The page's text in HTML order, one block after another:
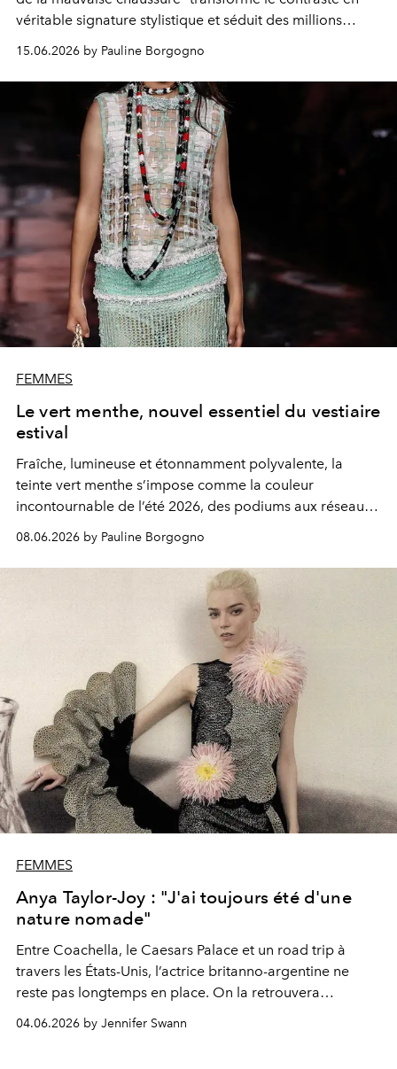
véritable signature stylistique et séduit des millions
15.06.2026 by Pauline Borgogno
FEMMES
Le vert menthe, nouvel essentiel du vestiaire
estival
Fraîche, lumineuse et étonnamment polyvalente, la
teinte vert menthe s’impose comme la couleur
incontournable de l’été 2026, des podiums aux réseaux
08.06.2026 by Pauline Borgogno
FEMMES
Anya Taylor-Joy : "J'ai toujours été d'une
nature nomade"
Entre Coachella, le Caesars Palace et un road trip à
travers les États-Unis, l’actrice britanno-argentine ne
reste pas longtemps en place. On la retrouvera
“J’étais attirée par l’idée
04.06.2026 by Jennifer Swann